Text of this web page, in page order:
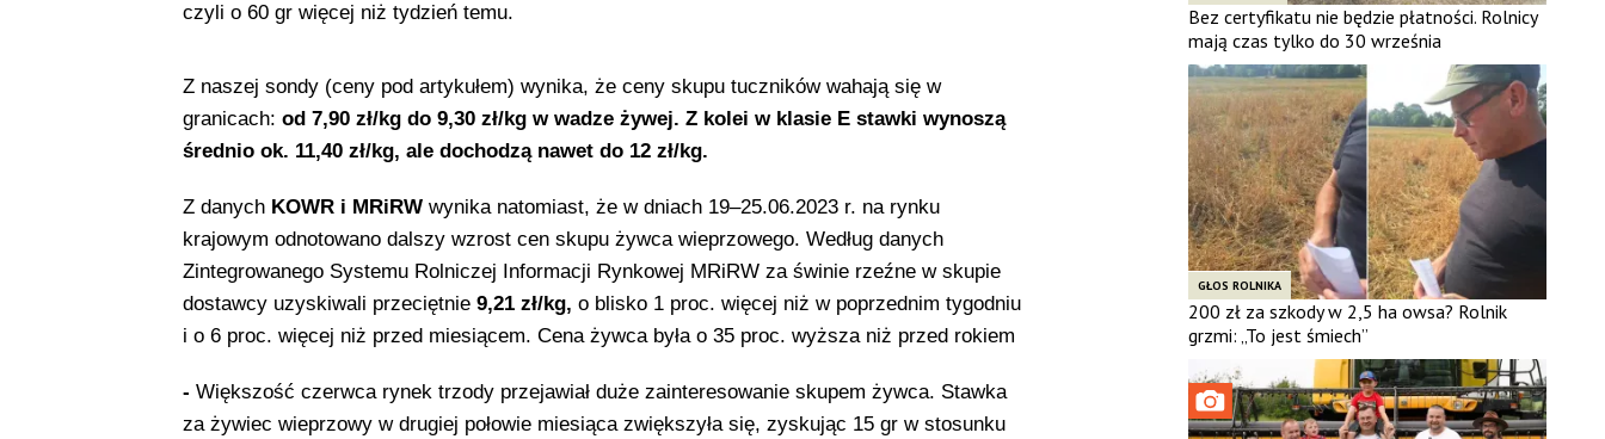
czyli o 60 gr więcej niż tydzień temu.
Z naszej sondy (ceny pod artykułem) wynika, że ceny skupu tuczników wahają się w
granicach: od 7,90 zł/kg do 9,30 zł/kg w wadze żywej. Z kolei w klasie E stawki wynoszą
średnio ok. 11,40 zł/kg, ale dochodzą nawet do 12 zł/kg.
Z danych KOWR i MRiRWwynika natomiast, że w dniach 19–25.06.2023 r. na rynku
krajowym odnotowano dalszy wzrost cen skupu żywca wieprzowego. Według danych
Zintegrowanego Systemu Rolniczej Informacji Rynkowej MRiRW za świnie rzeźne w skupie
dostawcy uzyskiwali przeciętnie 9,21 zł/kg, o blisko 1 proc. więcej niż w poprzednim tygodniu
i o 6 proc. więcej niż przed miesiącem. Cena żywca była o 35 proc. wyższa niż przed rokiem
- Większość czerwca rynek trzody przejawiał duże zainteresowanie skupem żywca. Stawka
za żywiec wieprzowy w drugiej połowie miesiąca zwiększyła się, zyskując 15 gr w stosunku
Bez certyfikatu nie będzie płatności. Rolnicy
mają czas tylko do 30 września
GŁOS ROLNIKA
200 zł za szkody w 2,5 ha owsa? Rolnik
grzmi: „To jest śmiech”